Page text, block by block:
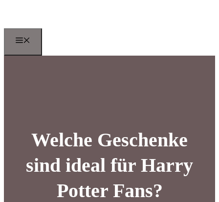
springen
Welche Geschenke
sind ideal für Harry
Potter Fans?